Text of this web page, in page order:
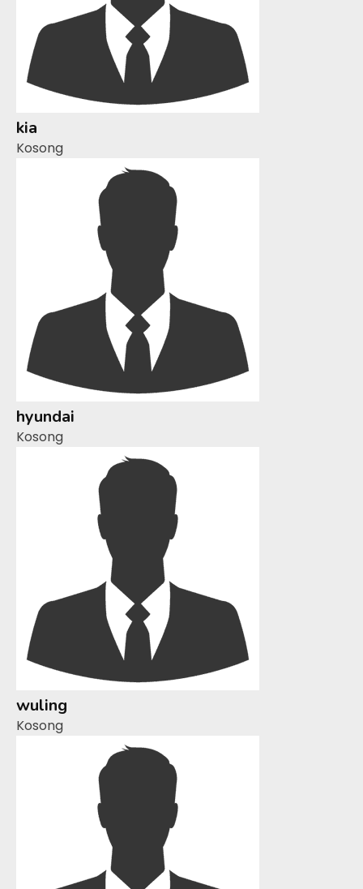
kia
Kosong
hyundai
Kosong
wuling
Kosong